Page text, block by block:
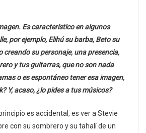
Es característico en algunos
por ejemplo, Elihú su barba, Beto su
creando su personaje, una presencia,
y tus guitarras, que no son nada
o es espontáneo tener esa imagen,
Y, acaso, ¿lo pides a tus músicos?
es accidental, es ver a Stevie
con su sombrero y su tahalí de un